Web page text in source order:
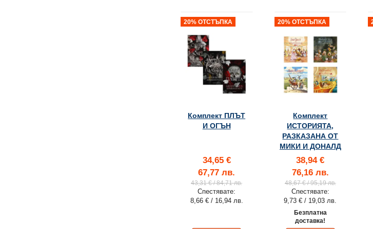
20% ОТСТЪПКА
Комплект ПЛЪТ
И ОГЪН
34,65 €
67,77 лв.
43,31 €/ 84,71 лв.
Спестявате:
8,66 € / 16,94 лв.
20% ОТСТЪПКА
Комплект
ИСТОРИЯТА,
РАЗКАЗАНА ОТ
МИКИ И ДОНАЛД
38,94 €
76,16 лв.
48,67 €/ 95,19 лв.
Спестявате:
9,73 €/ 19,03 лв.
Безплатна
доставка!